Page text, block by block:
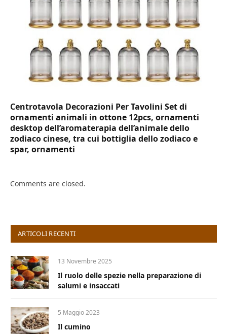
Centrotavola Decorazioni Per Tavolini Set di
ornamenti animali in ottone 12pcs, ornamenti
desktop dell’aromaterapia dell’animale dello
zodiaco cinese, tra cui bottiglia dello zodiaco e
spar, ornamenti
Comments are closed.
ARTICOLI RECENTI
13 Novembre 2025
Il ruolo delle spezie nella preparazione di
salumi e insaccati
5 Maggio 2023
Il cumino